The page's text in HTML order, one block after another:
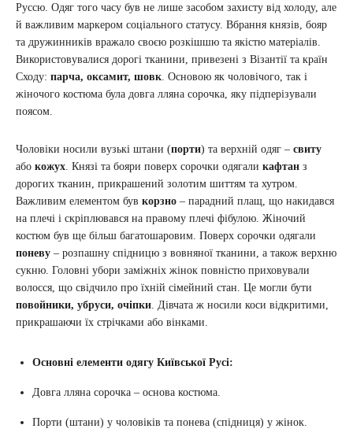
Руссю. Одяг того часу був не лише засобом захисту від холоду, але
й важливим маркером соціального статусу. Вбрання князів, бояр
та дружинників вражало своєю розкішшю та якістю матеріалів.
Використовувалися дорогі тканини, привезені з Візантії та країн
Сходу: парча, оксамит, шовк . Основою як чоловічого, так і
жіночого костюма була довга лляна сорочка, яку підперізували
поясом.
Чоловіки носили вузькі штани (порти) та верхній одяг – свиту
або кожух . Князі та бояри поверх сорочки одягали кафтан з
дорогих тканин, прикрашений золотим шиттям та хутром.
Важливим елементом був корзно – парадний плащ, що накидався
на плечі і скріплювався на правому плечі фібулою. Жіночий
костюм був ще більш багатошаровим. Поверх сорочки одягали
поневу – розпашну спідницю з вовняної тканини, а також верхню
сукню. Головні убори заміжніх жінок повністю приховували
волосся, що свідчило про їхній сімейний стан. Це могли бути
повойники, убруси, очіпки . Дівчата ж носили коси відкритими,
прикрашаючи їх стрічками або вінками.
Основні елементи одягу Київської Русі:
Довга лляна сорочка – основа костюма.
Порти (штани) у чоловіків та понева (спідниця) у жінок.